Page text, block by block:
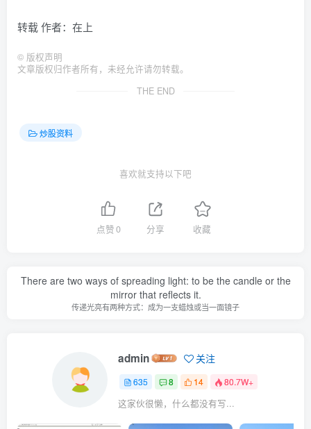
转载 作者：在上
© 版权声明
文章版权归作者所有，未经允许请勿转载。
THE END
炒股资料
喜欢就支持以下吧
点赞0 分享 收藏
There are two ways of spreading light: to be the candle or the
mirror that reflects it.
传递光亮有两种方式：成为一支蜡烛或当一面镜子
admin 关注
635 8 14 80.7W+
这家伙很懒，什么都没有写...